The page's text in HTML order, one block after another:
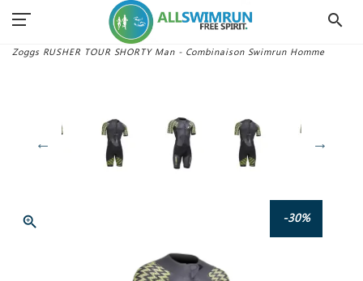
search
Combinaisons Swimrun
Combinaisons Homme
Zoggs RUSHER TOUR SHORTY Man - Combinaison Swimrun Homme
zoom_in -30%